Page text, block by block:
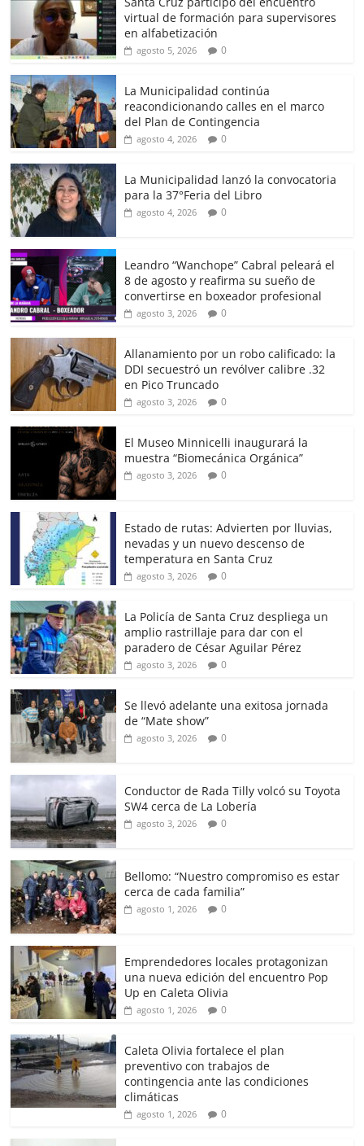
virtual de formación para supervisores
en alfabetización
agosto 5, 2026 0
La Municipalidad continúa
reacondicionando calles en el marco
del Plan de Contingencia
agosto 4, 2026 0
La Municipalidad lanzó la convocatoria
para la 37°Feria del Libro
agosto 4, 2026 0
Leandro “Wanchope” Cabral peleará el
8 de agosto y reafirma su sueño de
convertirse en boxeador profesional
agosto 3, 2026 0
Allanamiento por un robo calificado: la
DDI secuestró un revólver calibre .32
en Pico Truncado
agosto 3, 2026 0
El Museo Minnicelli inaugurará la
muestra “Biomecánica Orgánica”
agosto 3, 2026 0
Estado de rutas: Advierten por lluvias,
nevadas y un nuevo descenso de
temperatura en Santa Cruz
agosto 3, 2026 0
La Policía de Santa Cruz despliega un
amplio rastrillaje para dar con el
paradero de César Aguilar Pérez
agosto 3, 2026 0
Se llevó adelante una exitosa jornada
de “Mate show”
agosto 3, 2026 0
Conductor de Rada Tilly volcó su Toyota
SW4 cerca de La Lobería
agosto 3, 2026 0
Bellomo: “Nuestro compromiso es estar
cerca de cada familia”
agosto 1, 2026 0
Emprendedores locales protagonizan
una nueva edición del encuentro Pop
Up en Caleta Olivia
agosto 1, 2026 0
Caleta Olivia fortalece el plan
preventivo con trabajos de
contingencia ante las condiciones
climáticas
agosto 1, 2026 0